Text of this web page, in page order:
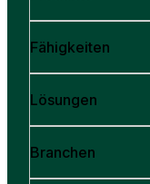
Fähigkeiten
Lösungen
Branchen